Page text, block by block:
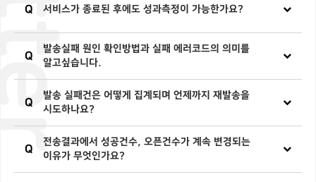
Q 서비스가 종료된 후에도 성과측정이 가능한가요?
Q
발송실패 원인 확인방법과 실패 에러코드의 의미를
알고싶습니다.
Q
발송 실패건은 어떻게 집계되며 언제까지 재발송을
시도하나요?
Q
전송결과에서 성공건수, 오픈건수가 계속 변경되는
이유가 무엇인가요?